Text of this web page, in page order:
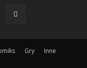
Gry
Inne